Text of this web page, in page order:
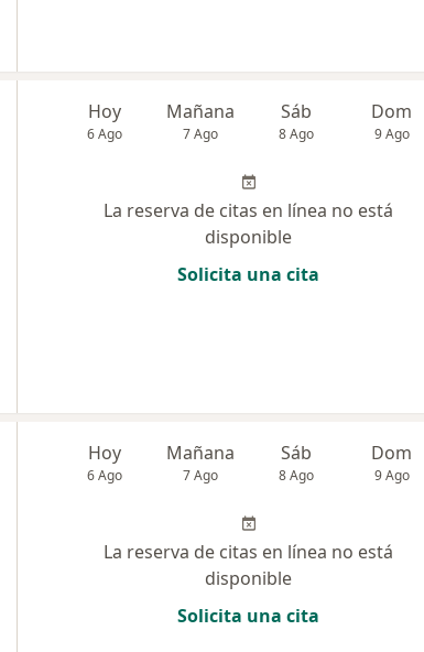
Hoy
6 Ago
Mañana
7 Ago
Sáb
8 Ago
Dom
9 Ago
La reserva de citas en línea no está
disponible
Solicita una cita
Hoy
6 Ago
Mañana
7 Ago
Sáb
8 Ago
Dom
9 Ago
La reserva de citas en línea no está
disponible
Solicita una cita